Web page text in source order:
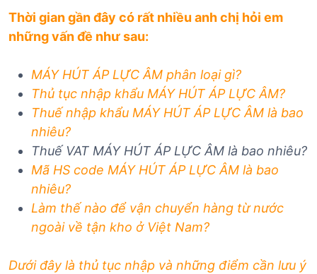
Thời gian gần đây có rất nhiều anh chị hỏi em
những vấn đề như sau:
MÁY HÚT ÁP LỰC ÂM phân loại gì?
Thủ tục nhập khẩu MÁY HÚT ÁP LỰC ÂM?
Thuế nhập khẩu MÁY HÚT ÁP LỰC ÂM là bao
nhiêu?
Thuế VAT MÁY HÚT ÁP LỰC ÂM là bao nhiêu?
Mã HS code MÁY HÚT ÁP LỰC ÂM là bao
nhiêu?
Làm thế nào để vận chuyển hàng từ nước
ngoài về tận kho ở Việt Nam?
Dưới đây là thủ tục nhập và những điểm cần lưu ý